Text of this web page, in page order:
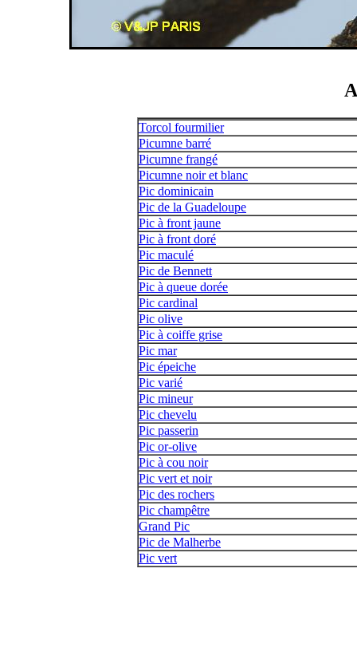
Torcol fourmilier
Picumne barré
Picumne frangé
Picumne noir et blanc
Pic dominicain
Pic de la Guadeloupe
Pic à front jaune
Pic à front doré
Pic maculé
Pic de Bennett
Pic à queue dorée
Pic cardinal
Pic olive
Pic à coiffe grise
Pic mar
Pic épeiche
Pic varié
Pic mineur
Pic chevelu
Pic passerin
Pic or-olive
Pic à cou noir
Pic vert et noir
Pic des rochers
Pic champêtre
Grand Pic
Pic de Malherbe
Pic vert